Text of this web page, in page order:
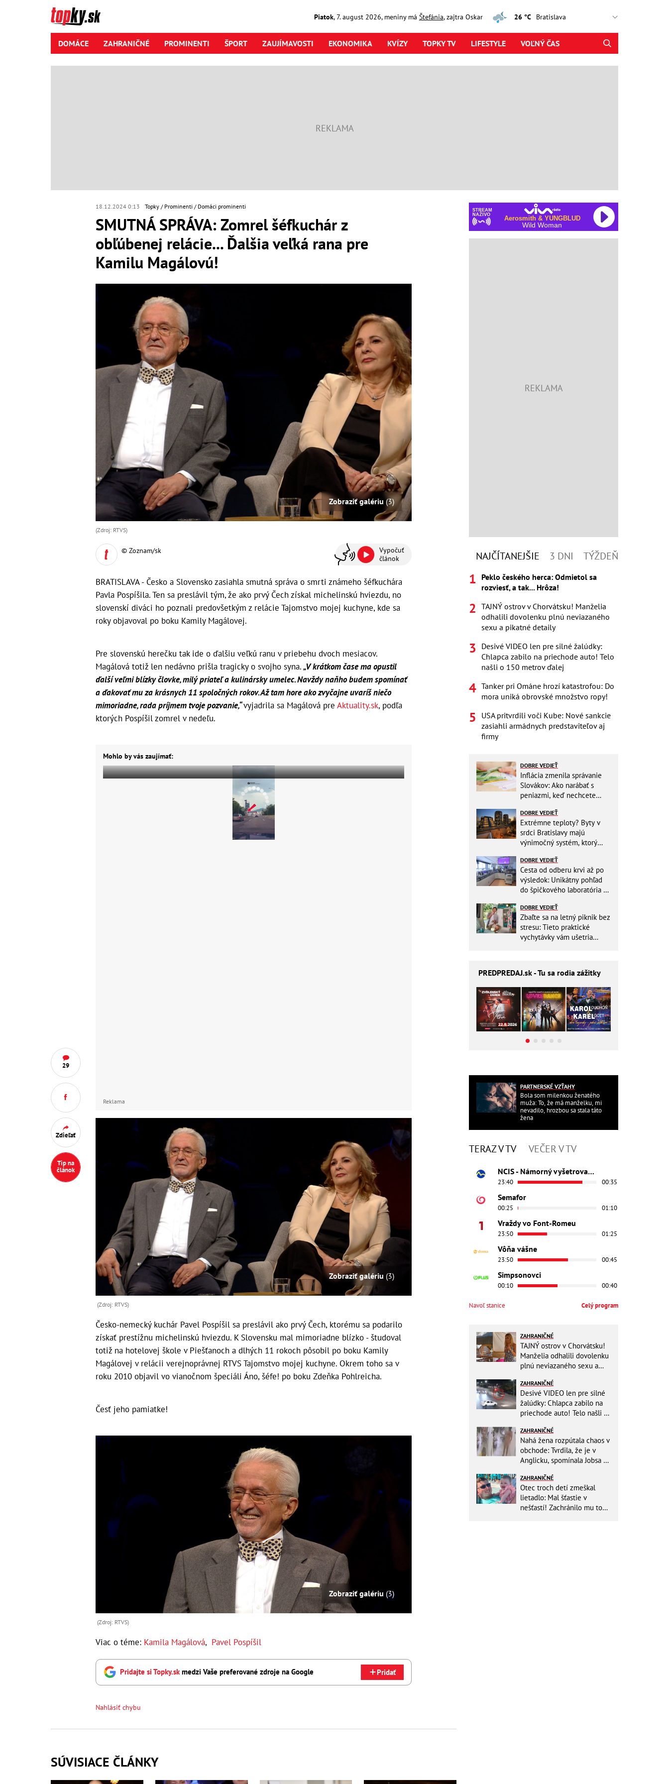
Piatok,7. august2026, meniny má Štefánia, zajtra Oskar 26 °C
DOMÁCE ZAHRANIČNÉ PROMINENTI ŠPORT ZAUJÍMAVOSTI EKONOMIKA KVÍZY TOPKY TV LIFESTYLE VOĽNÝ ČAS
18.12.2024 0:13 Topky Prominenti Domáci prominenti
SMUTNÁ SPRÁVA: Zomrel šéfkuchár z
obľúbenej relácie... Ďalšia veľká rana pre
Kamilu Magálovú!
29
Zdieľať
Tip na
článok
Zobraziť galériu (3)
(Zdroj: RTVS)
© Zoznam/sk
Vypočuť
článok
BRATISLAVA - Česko a Slovensko zasiahla smutná správa o smrti známeho šéfkuchára
Pavla Pospíšila. Ten sa preslávil tým, že ako prvý Čech získal michelinskú hviezdu, no
slovenskí diváci ho poznali predovšetkým z relácie Tajomstvo mojej kuchyne, kde sa
roky objavoval po boku Kamily Magálovej.
Pre slovenskú herečku tak ide o ďalšiu veľkú ranu v priebehu dvoch mesiacov.
Magálová totiž len nedávno prišla tragicky o svojho syna.„V krátkom čase ma opustil
ďalší veľmi blízky človke, milý priateľ a kulinársky umelec. Navždy naňho budem spomínať
a ďakovať mu za krásnych 11 spoločných rokov. Až tam hore ako zvyčajne uvaríš niečo
mimoriadne, rada príjmem tvoje pozvanie,“vyjadrila sa Magálová pre Aktuality.sk, podľa
ktorých Pospíšil zomrel v nedeľu.
Mohlo by vás zaujímať:
Reklama
Zobraziť galériu (3)
(Zdroj: RTVS)
Česko-nemecký kuchár Pavel Pospíšil sa preslávil ako prvý Čech, ktorému sa podarilo
získať prestížnu michelinskú hviezdu. K Slovensku mal mimoriadne blízko - študoval
totiž na hotelovej škole v Piešťanoch a dlhých 11 rokoch pôsobil po boku Kamily
Magálovej v relácii verejnoprávnej RTVS Tajomstvo mojej kuchyne. Okrem toho sa v
roku 2010 objavil vo vianočnom špeciáli Áno, šéfe! po boku Zdeňka Pohlreicha.
Česť jeho pamiatke!
Zobraziť galériu (3)
(Zdroj: RTVS)
Viac o téme: Kamila Magálová, Pavel Pospíšil
Pridajte si Topky.skmedzi Vaše preferované zdroje na Google Pridať
Nahlásiť chybu
SÚVISIACE ČLÁNKY
STREAM
NAŽIVO
Aerosmith & YUNGBLUD
Wild Woman
NAJČÍTANEJŠIE 3 DNI TÝŽDEŇ
Peklo českého herca: Odmietol sa
rozviesť, a tak... Hrôza!
TAJNÝ ostrov v Chorvátsku! Manželia
odhalili dovolenku plnú neviazaného
sexu a pikatné detaily
Desivé VIDEO len pre silné žalúdky:
Chlapca zabilo na priechode auto! Telo
našli o 150 metrov ďalej
Tanker pri Ománe hrozí katastrofou: Do
mora uniká obrovské množstvo ropy!
USA pritvrdili voči Kube: Nové sankcie
zasiahli armádnych predstaviteľov aj
firmy
DOBRE VEDIEŤ
Inflácia zmenila správanie
Slovákov: Ako narábať s
peniazmi, keď nechcete
DOBRE VEDIEŤ
Extrémne teploty? Byty v
srdci Bratislavy majú
výnimočný systém, ktorý
DOBRE VEDIEŤ
Cesta od odberu krvi až po
výsledok: Unikátny pohľad
do špičkového laboratória na
DOBRE VEDIEŤ
Zbaľte sa na letný piknik bez
stresu: Tieto praktické
vychytávky vám ušetria
PREDPREDAJ.sk - Tu sa rodia zážitky
PARTNERSKÉ VZŤAHY
Bola som milenkou ženatého
muža: To, že má manželku, mi
nevadilo, hrozbou sa stala táto
žena
TERAZ V TV VEČER V TV
NCIS - Námorný vyšetrovací úrad
23:40 00:35
Semafor
00:25 01:10
Vraždy vo Font-Romeu
23:50 01:25
Vôňa vášne
23:50 00:45
Simpsonovci
00:10 00:40
Navoľ stanice Celý program
ZAHRANIČNÉ
TAJNÝ ostrov v Chorvátsku!
Manželia odhalili dovolenku
plnú neviazaného sexu a
ZAHRANIČNÉ
Desivé VIDEO len pre silné
žalúdky: Chlapca zabilo na
priechode auto! Telo našli o
ZAHRANIČNÉ
Nahá žena rozpútala chaos v
obchode: Tvrdila, že je v
Anglicku, spomínala Jobsa aj
ZAHRANIČNÉ
Otec troch detí zmeškal
lietadlo: Mal šťastie v
nešťastí! Zachránilo mu to